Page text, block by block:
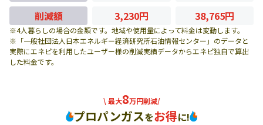
削減額 3,230円 38,765円
※4人暮らしの場合の金額です。地域や使用量によって料金は変動します。
※「一般社団法人日本エネルギー経済研究所石油情報センター」のデータと
実際にエネピを利用したユーザー様の削減実績データからエネピ独自で算出
した料金です。
\ 最大8万円削減/
プロパンガスをお得に!